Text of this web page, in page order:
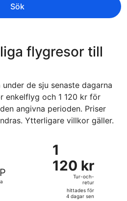
Sök
flygresor till
de sju senaste dagarna
enkelflyg och 1 120 kr för
angivna perioden. Priser
Ytterligare villkor gäller.
1
120 kr
Tur-
retur,
hittades
1
120 kr
Tur-och-
retur
hittades för
4 dagar sen